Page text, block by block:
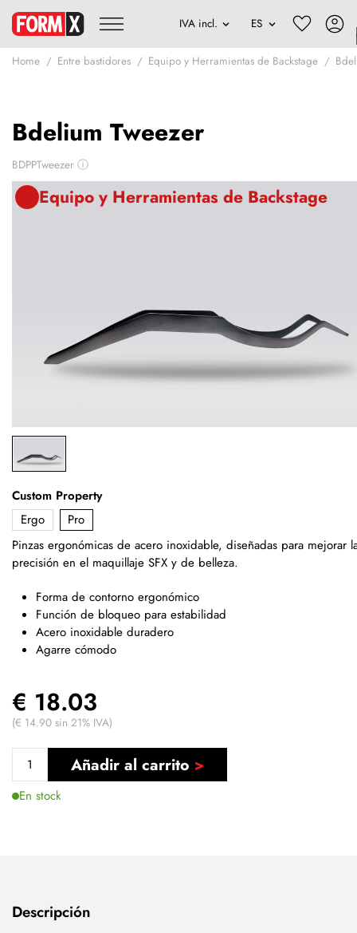
Home Entre bastidores Equipo y Herramientas de Backstage
Bdelium Tweezer
BDPPTweezer ⓘ
Equipo y Herramientas de Backstage
Custom Property
Ergo
Pro
Pinzas ergonómicas de acero inoxidable, diseñadas para mejorar
precisión en el maquillaje SFX y de belleza.
Forma de contorno ergonómico
Función de bloqueo para estabilidad
Acero inoxidable duradero
Agarre cómodo
€ 18.03
(€ 14.90 sin 21% IVA)
Añadir al carrito
En stock
Descripción